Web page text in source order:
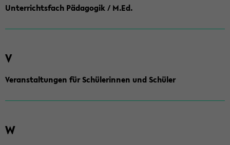
Unterrichtsfach Pädagogik / M.Ed.
V
Veranstaltungen für Schülerinnen und Schüler
W